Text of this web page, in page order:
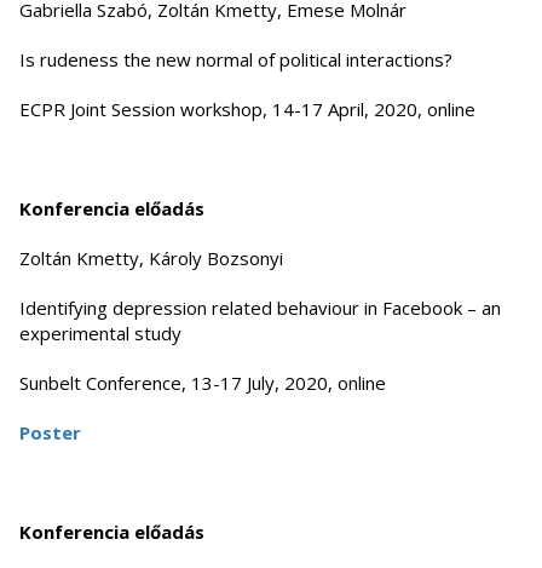
Gabriella Szabó, Zoltán Kmetty, Emese Molnár
Is rudeness the new normal of political interactions?
ECPR Joint Session workshop, 14-17 April, 2020, online
Konferencia előadás
Zoltán Kmetty, Károly Bozsonyi
Identifying depression related behaviour in Facebook – an
experimental study
Sunbelt Conference, 13-17 July, 2020, online
Poster
Konferencia előadás